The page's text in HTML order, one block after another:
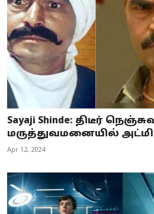
Sayaji Shinde: திடீர்
மருத்துவமனையில்
Apr 12, 2024